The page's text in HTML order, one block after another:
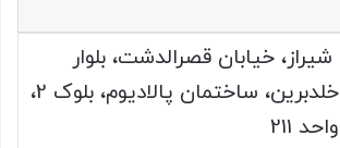
شیراز، خیابان قصرالدشت، بلوار
خلدبرین، ساختمان پالادیوم، بلوک 2،
واحد 211